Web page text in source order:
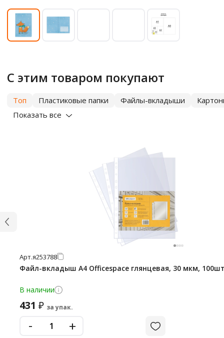
С этим товаром покупают
Топ Пластиковые папки Файлы-вкладыши
Показать все
Арт.я253788
Файл-вкладыш А4 Officespace глянцевая, 30 мкм,
В наличии
431 ₽ за упак.
- +